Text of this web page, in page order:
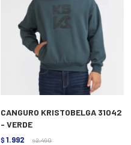
CANGURO KRISTOBELGA 31042
- VERDE
$ 1.992 $ 2.490